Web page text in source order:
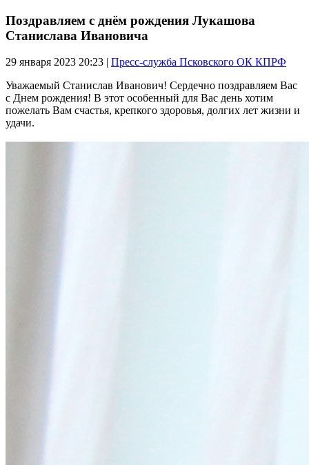
Поздравляем с днём рождения Лукашова
Станислава Ивановича
29 января 2023 20:23 | Пресс-служба Псковского ОК КПРФ
Уважаемый Станислав Иванович! Сердечно поздравляем Вас
с Днем рождения! В этот особенный для Вас день хотим
пожелать Вам счастья, крепкого здоровья, долгих лет жизни и
удачи.